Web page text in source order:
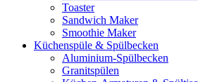
Toaster
Sandwich Maker
Smoothie Maker
Küchenspüle & Spülbecken
Aluminium-Spülbecken
Granitspülen